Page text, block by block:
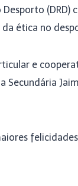
(DRD)
da ética no
e
Secundária